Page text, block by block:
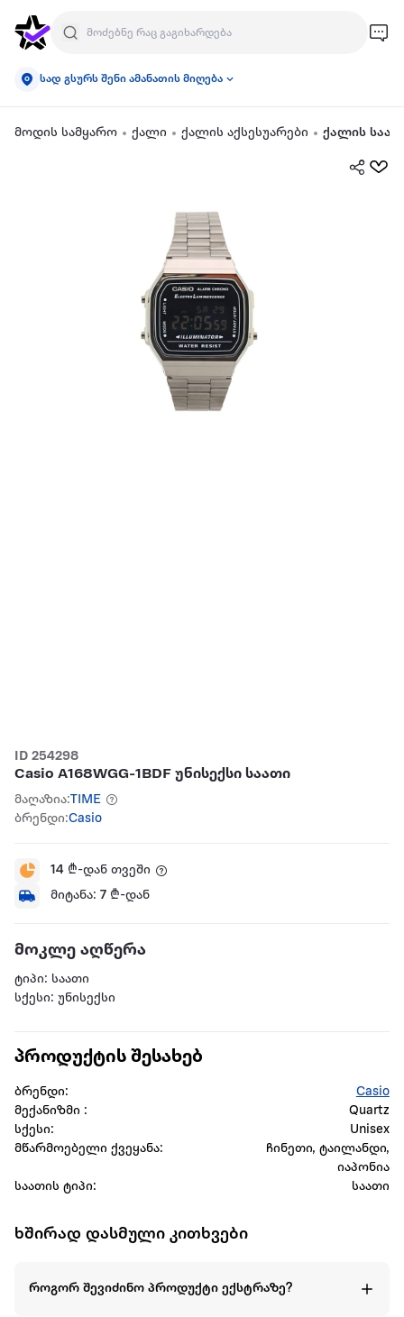
სად გსურს შენი ამანათის მიღება
მოდის სამყარო ქალი ქალის აქსესუარები ქალის
ID 254298
Casio A168WGG-1BDF უნისექსი საათი
მაღაზია:TIME
ბრენდი:Casio
14 ₾-დან თვეში
მიტანა: 7 ₾-დან
მოკლე აღწერა
ტიპი: საათი
სქესი: უნისექსი
პროდუქტის შესახებ
ბრენდი:
Casio
მექანიზმი :
Quartz
სქესი:
Unisex
მწარმოებელი ქვეყანა:
ჩინეთი, ტაილანდი,
იაპონია
საათის ტიპი:
საათი
ხშირად დასმული კითხვები
როგორ შევიძინო პროდუქტი ექსტრაზე?